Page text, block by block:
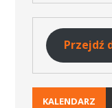
Przejdź
KALENDARZ